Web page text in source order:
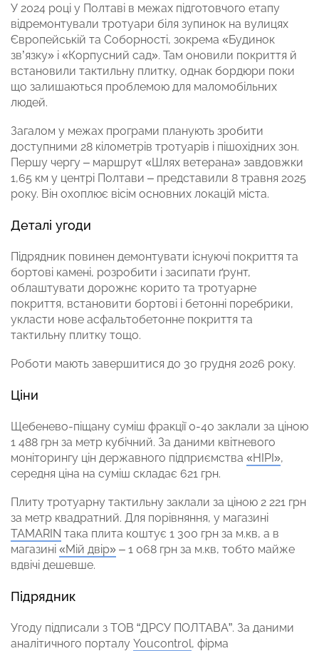
У 2024 році у Полтаві в межах підготовчого етапу
відремонтували тротуари біля зупинок на вулицях
Європейській та Соборності, зокрема «Будинок
зв’язку» і «Корпусний сад». Там оновили покриття й
встановили тактильну плитку, однак бордюри поки
що залишаються проблемою для маломобільних
людей.
Загалом у межах програми планують зробити
доступними 28 кілометрів тротуарів і пішохідних зон.
Першу чергу – маршрут «Шлях ветерана» завдовжки
1,65 км у центрі Полтави – представили 8 травня 2025
року. Він охоплює вісім основних локацій міста.
Деталі угоди
Підрядник повинен демонтувати існуючі покриття та
бортові камені, розробити і засипати ґрунт,
облаштувати дорожнє корито та тротуарне
покриття, встановити бортові і бетонні поребрики,
укласти нове асфальтобетонне покриття та
тактильну плитку тощо.
Роботи мають завершитися до 30 грудня 2026 року.
Ціни
Щебенево-піщану суміш фракції 0-40 заклали за ціною
1 488 грн за метр кубічний. За даними квітневого
моніторингу цін державного підприємства «НІРІ»,
середня ціна на суміш складає 621 грн.
Плиту тротуарну тактильну заклали за ціною 2 221 грн
за метр квадратний. Для порівняння, у магазині
TAMARIN така плита коштує 1 300 грн за м.кв, а в
магазині «Мій двір» – 1 068 грн за м.кв, тобто майже
вдвічі дешевше.
Підрядник
Угоду підписали з ТОВ “ДРСУ ПОЛТАВА”. За даними
аналітичного порталу Youcontrol, фірма